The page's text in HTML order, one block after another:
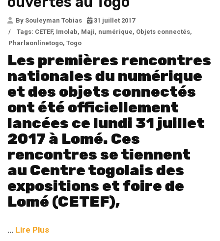
By Souleyman Tobias
31 juillet 2017
/
Tags: CETEF, Imolab, Maji, numérique, Objets connectés,
Pharlaonlinetogo, Togo
Les premières rencontres
nationales du numérique
et des objets connectés
ont été officiellement
lancées ce lundi 31 juillet
2017 à Lomé. Ces
rencontres se tiennent
au Centre togolais des
expositions et foire de
Lomé (CETEF),
… Lire Plus